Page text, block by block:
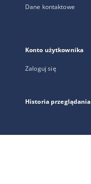
Dane kontaktowe
Konto użytkownika
Zaloguj się
Historia przeglądania